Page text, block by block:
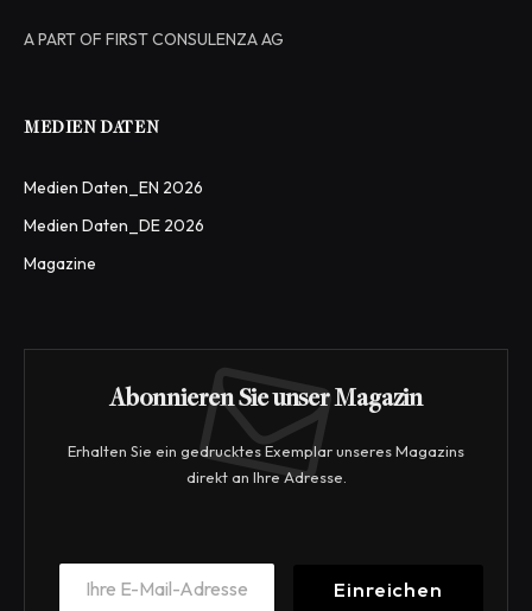
A PART OF FIRST CONSULENZA AG
MEDIEN DATEN
Medien Daten_EN 2026
Medien Daten_DE 2026
Magazine
Abonnieren Sie unser Magazin
Erhalten Sie ein gedrucktes Exemplar unseres Magazins
direkt an Ihre Adresse.
E
Einreichen